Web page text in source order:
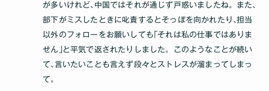
が多いけれど､中国ではそれが通じず戸惑いましたね。また､
部下がミスしたときに叱責するとそっぽを向かれたり､担当
以外のフォローをお願いしても｢それは私の仕事ではありま
せん｣と平気で返されたりしました。このようなことが続い
て､言いたいことも言えず段々とストレスが溜まってしまっ
て｡